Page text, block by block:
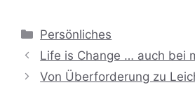
Kategorien
Persönliches
Life is Change … auch bei
Von Überforderung zu